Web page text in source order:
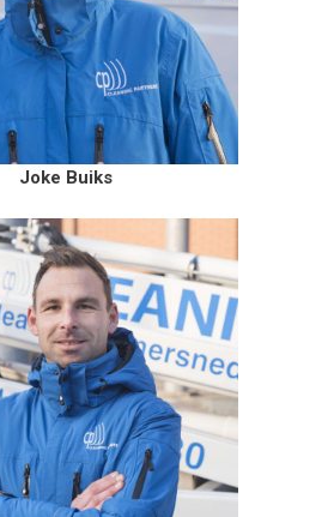
Joke Buiks